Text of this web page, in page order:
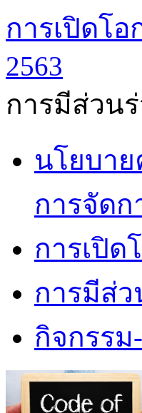
การเปิดโ
2563
การมีส่วน
นโยบา
การจัดก
การเปิด
การมีส่
กิจกรร